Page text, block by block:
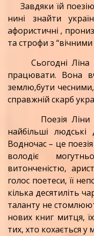
Завдяки їй
нині знайти
афористичні ,
та строфи з “вічними
Сьогодні
працювати. Вона
землю,бути
справжній скарб
Поезія Ліни
найбільші
Водночас – це
володіє
витонченістю,
голос поетеси, її
кілька десятиліть
таланту не
нових книг митця,
тих, хто кохається у